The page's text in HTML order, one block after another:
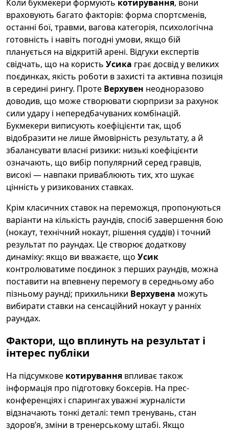
Коли букмекери формують котирування, вони
враховують багато факторів: форма спортсменів,
останні бої, травми, вагова категорія, психологічна
готовність і навіть погодні умови, якщо бій
планується на відкритій арені. Відгуки експертів
свідчать, що на користь Усика грає досвід у великих
поєдинках, якість роботи в захисті та активна позиція
в середині рингу. Проте Верхувен неодноразово
доводив, що може створювати сюрпризи за рахунок
сили удару і непередбачуваних комбінацій.
Букмекери виписують коефіцієнти так, щоб
відобразити не лише ймовірність результату, а й
збалансувати власні ризики: низькі коефіцієнти
означають, що вибір популярний серед гравців,
високі — навпаки приваблюють тих, хто шукає
цінність у ризикованих ставках.
Крім класичних ставок на переможця, пропонуються
варіанти на кількість раундів, спосіб завершення бою
(нокаут, технічний нокаут, рішення суддів) і точний
результат по раундах. Це створює додаткову
динаміку: якщо ви вважаєте, що Усик
контролюватиме поєдинок з перших раундів, можна
поставити на впевнену перемогу в середньому або
пізньому раунді; прихильники Верхувена можуть
вибирати ставки на сенсаційний нокаут у ранніх
раундах.
Фактори, що вплинуть на результат і
інтерес публіки
На підсумкове котирування впливає також
інформація про підготовку боксерів. На прес-
конференціях і спарингах уважні журналісти
відзначають тонкі деталі: темп тренувань, стан
здоров’я, зміни в тренерському штабі. Якщо